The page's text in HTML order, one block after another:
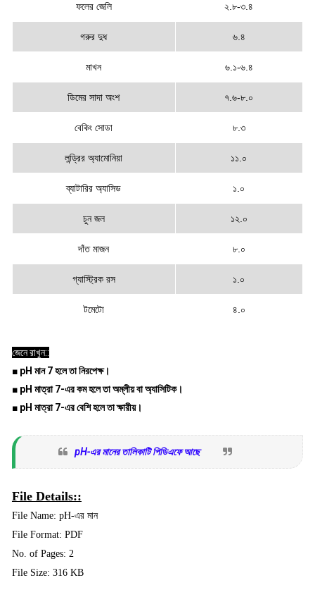
ফলের জেলি ২.৮-৩.৪
গরুর দুধ ৬.৪
মাখন ৬.১-৬.৪
ডিমের সাদা অংশ ৭.৬-৮.০
বেকিং সোডা ৮.৩
লন্ড্রির অ্যামোনিয়া ১১.০
ব্যাটারির অ্যাসিড ১.০
চুন জল ১২.০
দাঁত মাজন ৮.০
গ্যাস্ট্রিক রস ১.০
টমেটো ৪.০
জেনে রাখুন::
■ pH মান 7 হলে তা নিরপেক্ষ।
■ pH মাত্রা 7-এর কম হলে তা অম্লীয় বা অ্যাসিটিক।
■ pH মাত্রা 7-এর বেশি হলে তা ক্ষারীয়।
pH-এর মানের তালিকাটি পিডিএফে আছে
File Details::
File Name: pH-এর মান
File Format: PDF
No. of Pages: 2
File Size: 316 KB